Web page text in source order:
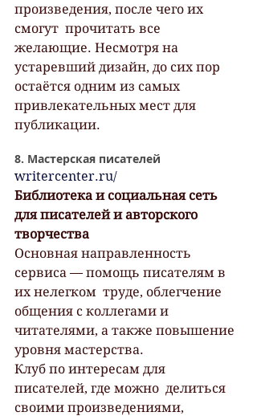
произведения, после чего их
смогут  прочитать все
желающие. Несмотря на
устаревший дизайн, до сих пор
остаётся одним из самых
привлекательных мест для
публикации.
8. Мастерская писателей
writercenter.ru/
Библиотека и социальная сеть
для писателей и авторского
творчества
Основная направленность
сервиса — помощь писателям в
их нелегком  труде, облегчение
общения с коллегами и
читателями, а также повышение
уровня мастерства.
Клуб по интересам для
писателей, где можно  делиться
своими произведениями,